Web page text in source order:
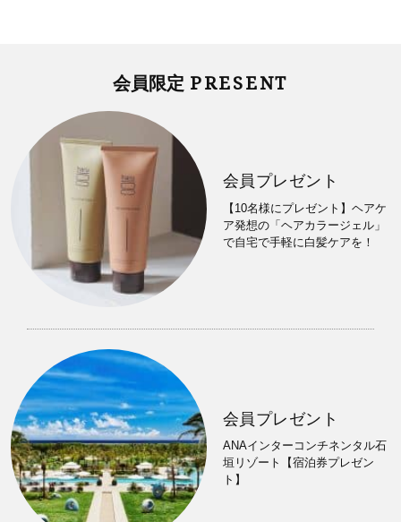
会員限定 PRESENT
会員プレゼント
【10名様にプレゼント】ヘアケ
ア発想の「ヘアカラージェル」
で自宅で手軽に白髪ケアを！
会員プレゼント
ANAインターコンチネンタル石
垣リゾート【宿泊券プレゼン
ト】